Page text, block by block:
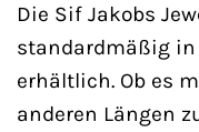
Die Sif Jakobs
standardmäßig in
erhältlich. Ob es
anderen Längen